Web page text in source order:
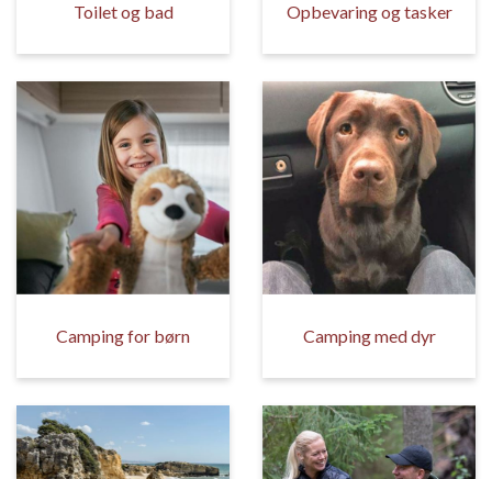
Toilet og bad Opbevaring og tasker
Camping for børn Camping med dyr